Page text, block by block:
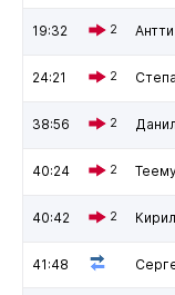
19:32 2
24:21 2
38:56 2
40:24 2
40:42 2
41:48